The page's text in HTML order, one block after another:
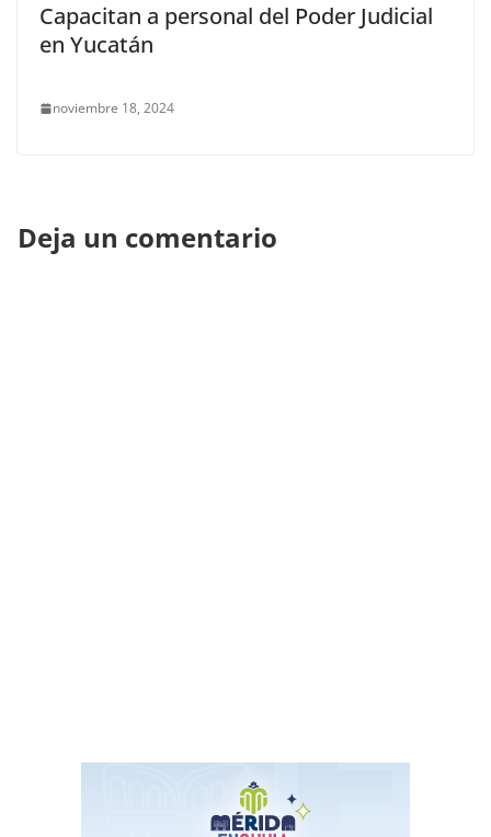
Capacitan a personal del Poder Judicial
en Yucatán
noviembre 18, 2024
Deja un comentario